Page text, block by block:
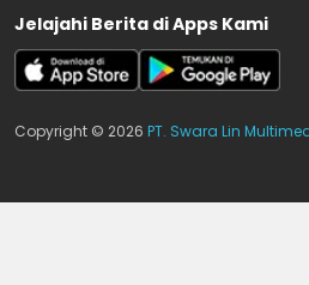
Jelajahi Berita di Apps Kami
Copyright © 2026 PT. Swara Lin